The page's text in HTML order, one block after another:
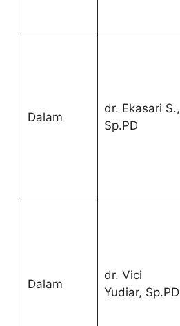
Dalam
dr. Ekasari S.,
Sp.PD
Dalam
dr. Vici
Yudiar, Sp.PD